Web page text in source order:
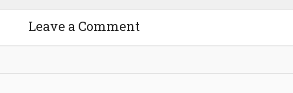
Leave a Comment